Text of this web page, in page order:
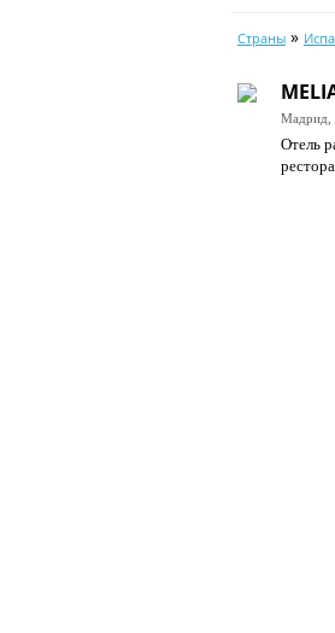
Страны »
Мадрид,
Отель